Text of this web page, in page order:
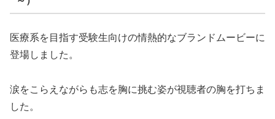
医療系を目指す受験生向けの情熱的なブランドムービーに
登場しました。
涙をこらえながらも志を胸に挑む姿が視聴者の胸を打ちま
した。